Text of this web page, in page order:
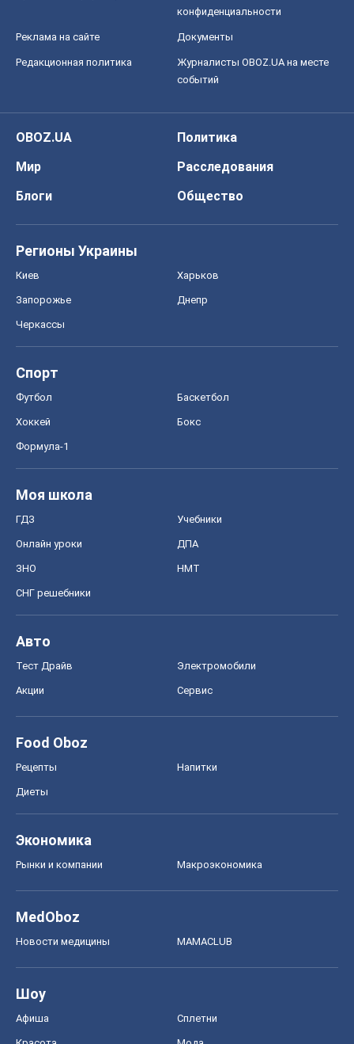
конфиденциальности
Реклама на сайте Документы
Редакционная политика
Журналисты OBOZ.UA на месте
событий
OBOZ.UA
Политика
Мир
Расследования
Блоги
Общество
Регионы Украины
Киев Харьков
Запорожье Днепр
Черкассы
Спорт
Футбол Баскетбол
Хоккей Бокс
Формула-1
Моя школа
ГДЗ Учебники
Онлайн уроки ДПА
ЗНО НМТ
СНГ решебники
Авто
Тест Драйв Электромобили
Акции Сервис
Food Oboz
Рецепты Напитки
Диеты
Экономика
Рынки и компании Mакроэкономика
MedOboz
Новости медицины MAMACLUB
Шоу
Афиша Сплетни